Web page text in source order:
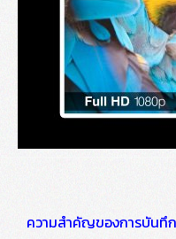
ความสำคัญของการบันทึ